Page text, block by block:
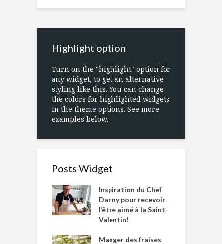
Highlight option
Turn on the "highlight" option for
any widget, to get an alternative
styling like this. You can change
the colors for highlighted widgets
in the theme options. See more
examples below.
Posts Widget
Inspiration du Chef
Danny pour recevoir
l’être aimé à la Saint-
Valentin!
Manger des fraises